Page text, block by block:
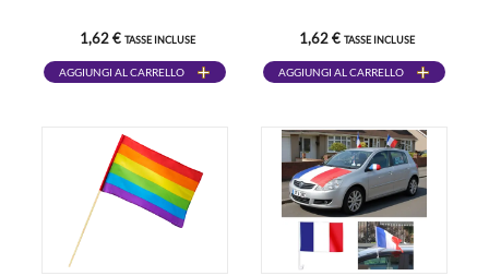
1,62 € TASSE INCLUSE
AGGIUNGI AL CARRELLO
1,62 € TASSE INCLUSE
AGGIUNGI AL CARRELLO